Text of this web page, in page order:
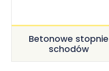
Betonowe stopnie
schodów